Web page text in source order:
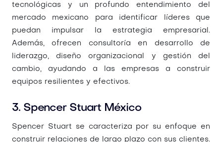
tecnológicas y un profundo entendimiento del
mercado mexicano para identificar líderes que
puedan impulsar la estrategia empresarial.
Además, ofrecen consultoría en desarrollo de
liderazgo, diseño organizacional y gestión del
cambio, ayudando a las empresas a construir
equipos resilientes y efectivos.
3. Spencer Stuart México
Spencer Stuart se caracteriza por su enfoque en
construir relaciones de largo plazo con sus clientes.